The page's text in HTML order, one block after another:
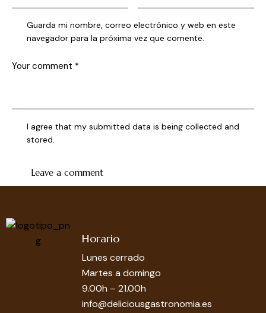
Guarda mi nombre, correo electrónico y web en este
navegador para la próxima vez que comente.
I agree that my submitted data is being collected and
stored.
Horario
Lunes cerrado
Martes a domingo
9.00h – 21.00h
info@deliciousgastronomia.es